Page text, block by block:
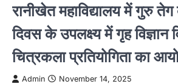
रानीखेत महाविद्यालय में गुरु तेग
दिवस के उपलक्ष्य में गृह विज्ञान
चित्रकला प्रतियोगिता का
Admin November 14, 2025